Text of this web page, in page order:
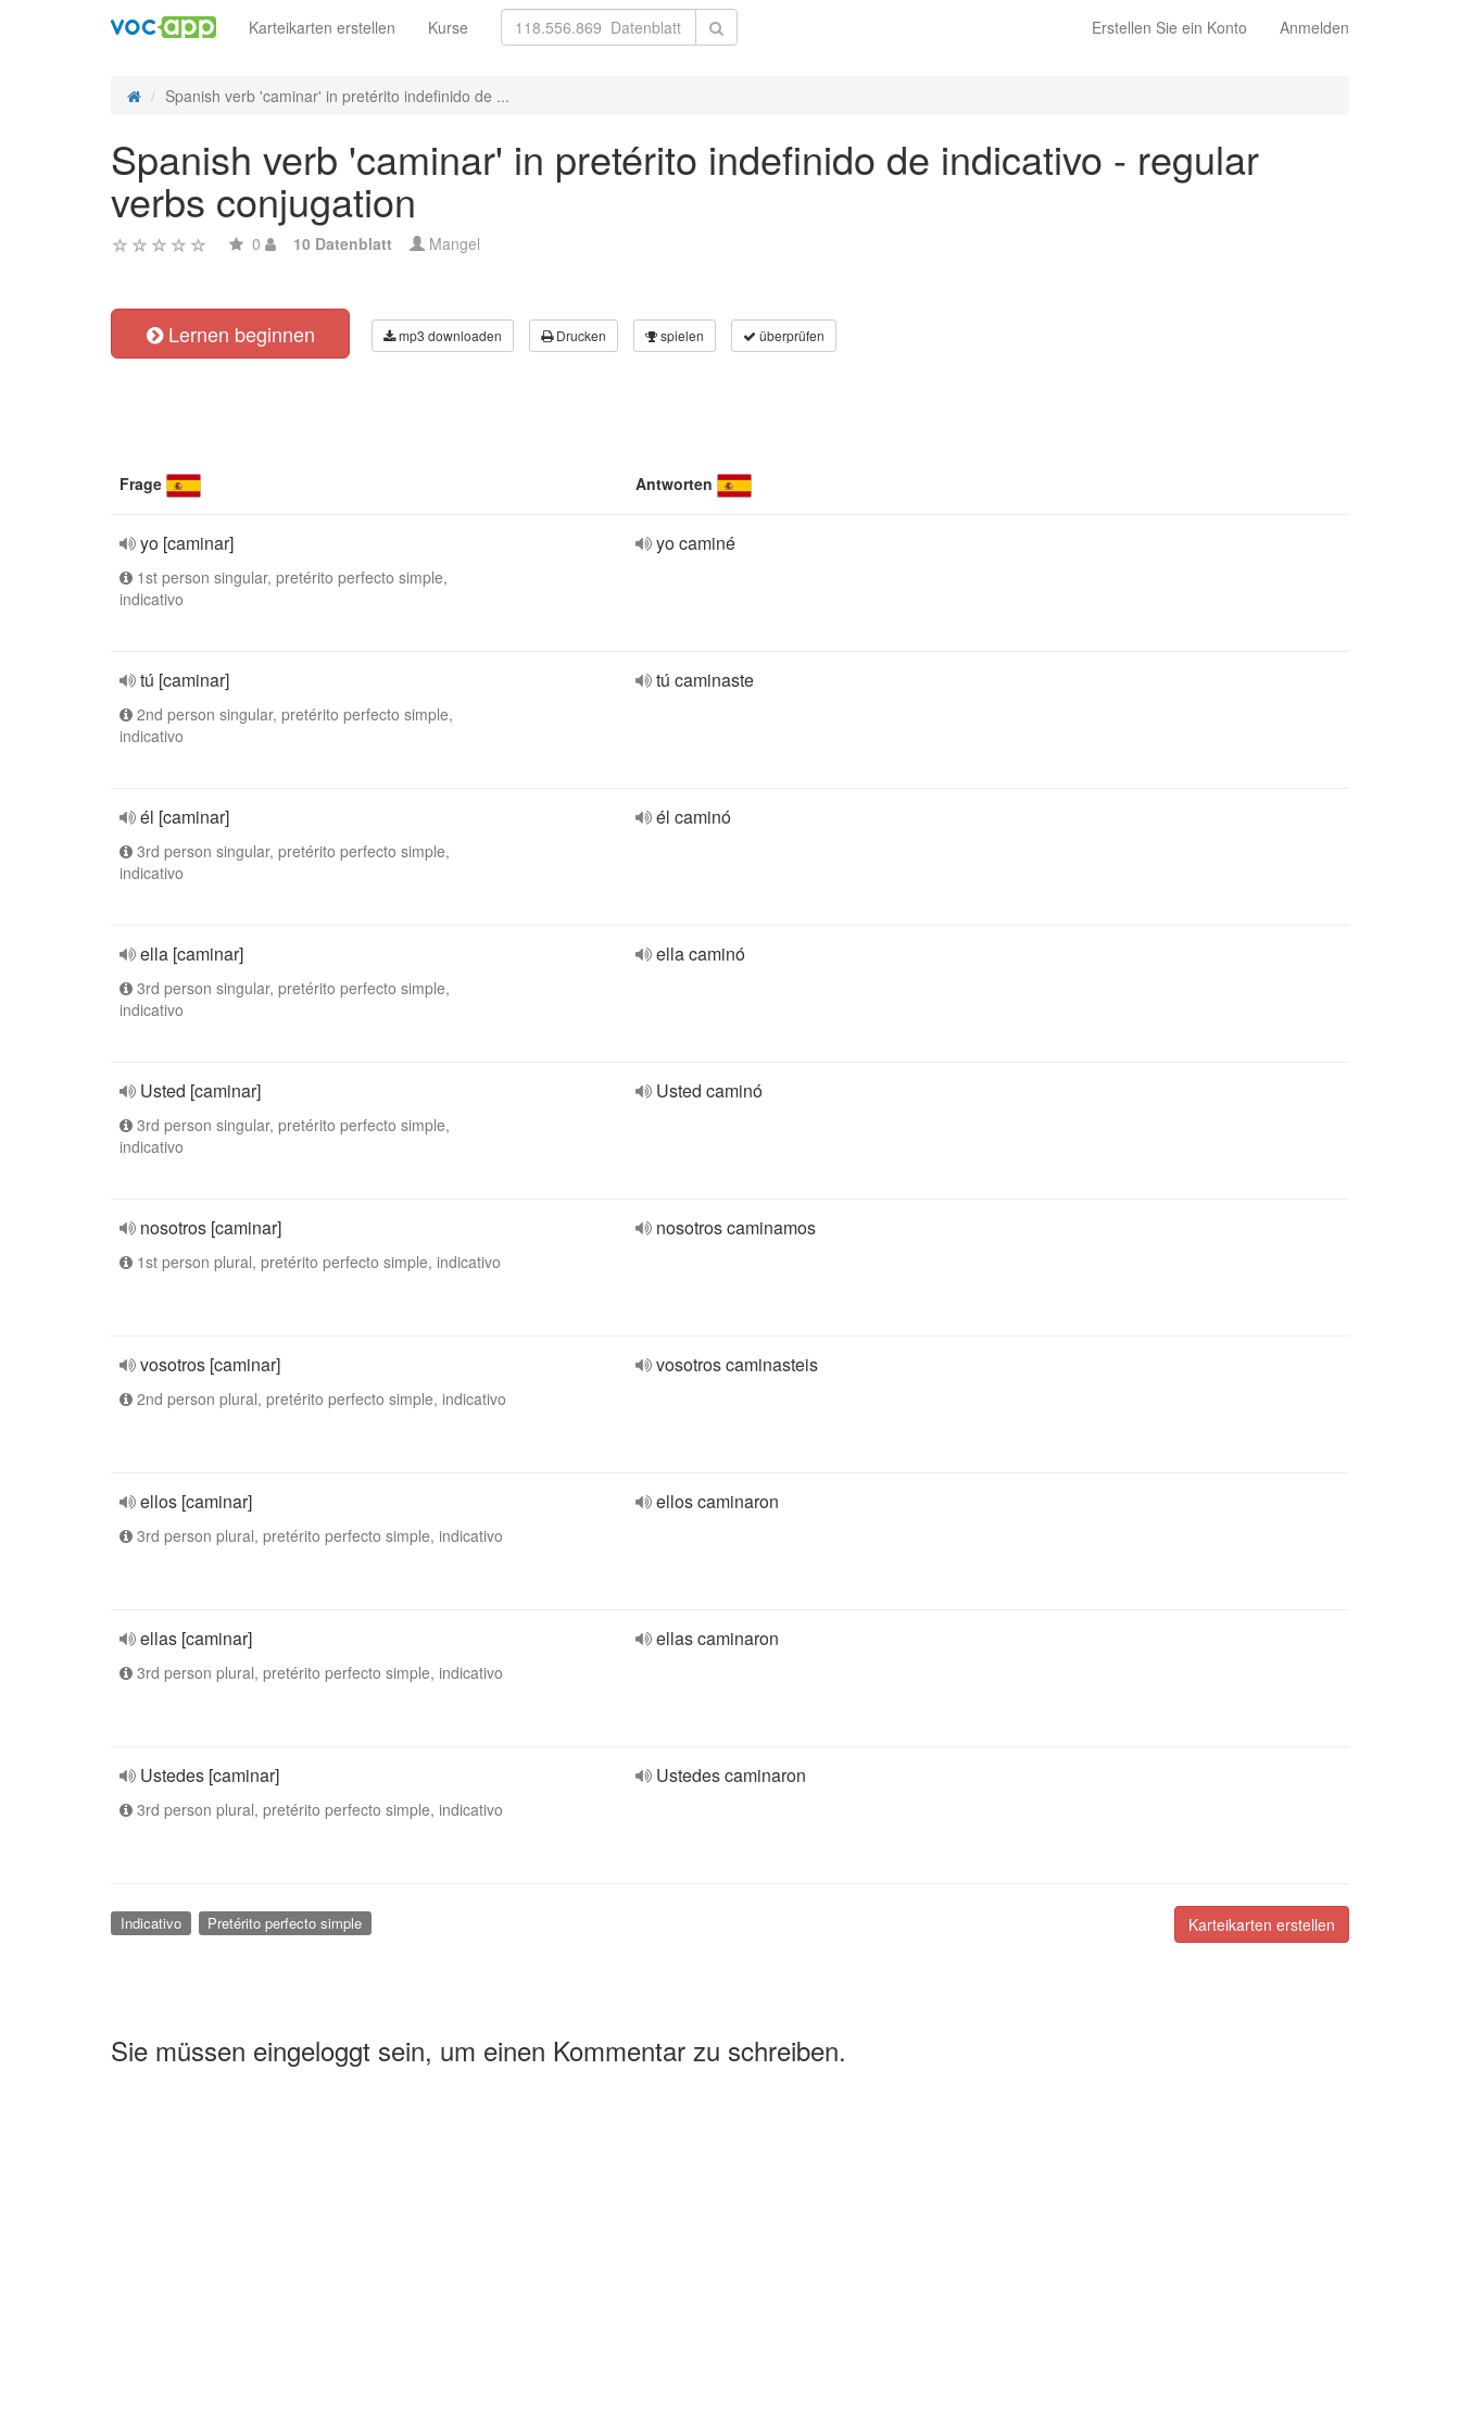
Erstellen Sie ein Konto Anmelden
Karteikarten erstellen Kurse
Spanish verb 'caminar' in pretérito indefinido de ...
Spanish verb 'caminar' in pretérito indefinido de indicativo - regular
verbs conjugation
0 10 Datenblatt Mangel
Lernen beginnen mp3 downloaden Drucken spielen überprüfen
Frage Antworten
yo [caminar]
1st person singular, pretérito perfecto simple,
indicativo
yo caminé
tú [caminar]
2nd person singular, pretérito perfecto simple,
indicativo
tú caminaste
él [caminar]
3rd person singular, pretérito perfecto simple,
indicativo
él caminó
ella [caminar]
3rd person singular, pretérito perfecto simple,
indicativo
ella caminó
Usted [caminar]
3rd person singular, pretérito perfecto simple,
indicativo
Usted caminó
nosotros [caminar]
1st person plural, pretérito perfecto simple, indicativo
nosotros caminamos
vosotros [caminar]
2nd person plural, pretérito perfecto simple, indicativo
vosotros caminasteis
ellos [caminar]
3rd person plural, pretérito perfecto simple, indicativo
ellos caminaron
ellas [caminar]
3rd person plural, pretérito perfecto simple, indicativo
ellas caminaron
Ustedes [caminar]
3rd person plural, pretérito perfecto simple, indicativo
Ustedes caminaron
Karteikarten erstellen
Indicativo Pretérito perfecto simple
Sie müssen eingeloggt sein, um einen Kommentar zu schreiben.